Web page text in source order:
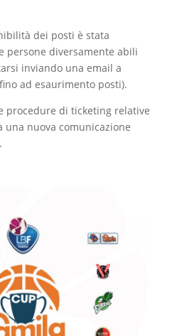
dei posti è stata
persone diversamente abili
inviando una email a
ad esaurimento posti).
procedure di ticketing relative
una nuova comunicazione